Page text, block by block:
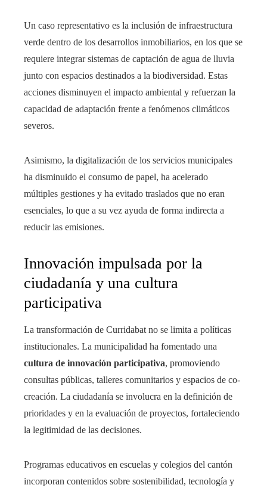
Un caso representativo es la inclusión de infraestructura
verde dentro de los desarrollos inmobiliarios, en los que se
requiere integrar sistemas de captación de agua de lluvia
junto con espacios destinados a la biodiversidad. Estas
acciones disminuyen el impacto ambiental y refuerzan la
capacidad de adaptación frente a fenómenos climáticos
severos.
Asimismo, la digitalización de los servicios municipales
ha disminuido el consumo de papel, ha acelerado
múltiples gestiones y ha evitado traslados que no eran
esenciales, lo que a su vez ayuda de forma indirecta a
reducir las emisiones.
Innovación impulsada por la
ciudadanía y una cultura
participativa
La transformación de Curridabat no se limita a políticas
institucionales. La municipalidad ha fomentado una
cultura de innovación participativa, promoviendo
consultas públicas, talleres comunitarios y espacios de co-
creación. La ciudadanía se involucra en la definición de
prioridades y en la evaluación de proyectos, fortaleciendo
la legitimidad de las decisiones.
Programas educativos en escuelas y colegios del cantón
incorporan contenidos sobre sostenibilidad, tecnología y